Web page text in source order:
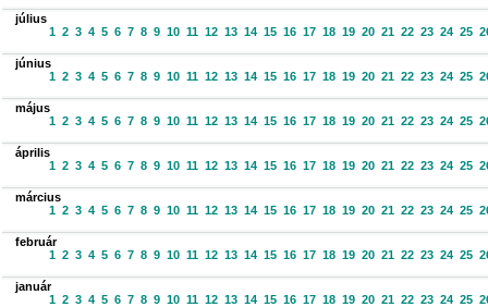
július
1 2 3 4 5 6 7 8 9 10 11 12 13 14 15 16 17 18 19 20 21 22 23 24 25
június
1 2 3 4 5 6 7 8 9 10 11 12 13 14 15 16 17 18 19 20 21 22 23 24 25
május
1 2 3 4 5 6 7 8 9 10 11 12 13 14 15 16 17 18 19 20 21 22 23 24 25
április
1 2 3 4 5 6 7 8 9 10 11 12 13 14 15 16 17 18 19 20 21 22 23 24 25
március
1 2 3 4 5 6 7 8 9 10 11 12 13 14 15 16 17 18 19 20 21 22 23 24 25
február
1 2 3 4 5 6 7 8 9 10 11 12 13 14 15 16 17 18 19 20 21 22 23 24 25
január
1 2 3 4 5 6 7 8 9 10 11 12 13 14 15 16 17 18 19 20 21 22 23 24 25